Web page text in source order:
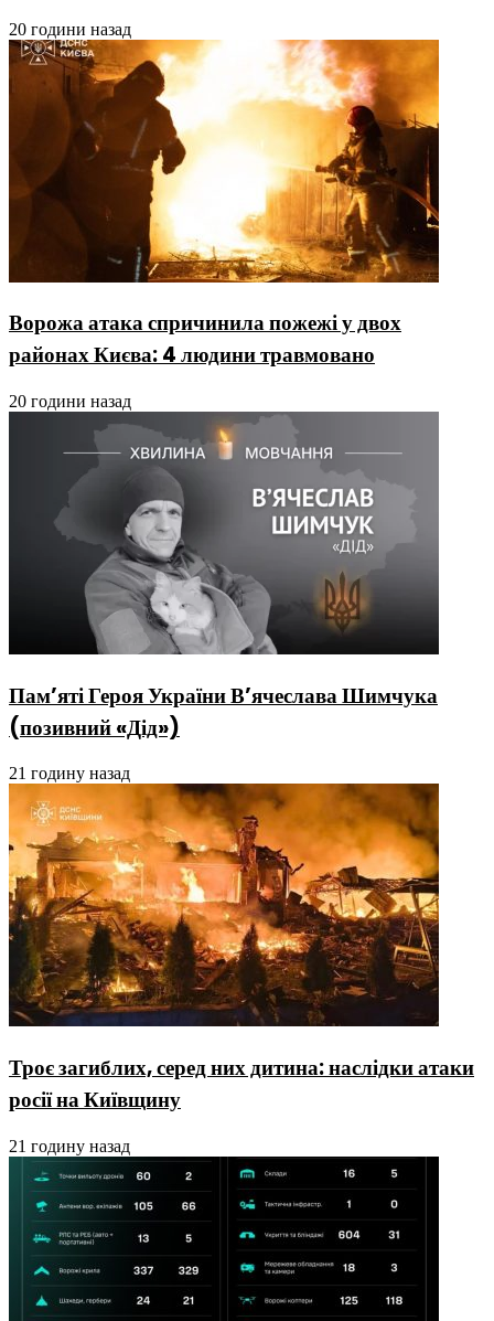
20 години назад
Ворожа атака спричинила пожежі у двох
районах Києва: 4 людини травмовано
20 години назад
Пам’яті Героя України В’ячеслава Шимчука
(позивний «Дід»)
21 годину назад
Троє загиблих, серед них дитина: наслідки атаки
росії на Київщину
21 годину назад